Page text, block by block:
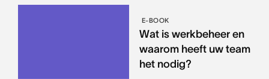
E-BOOK
Wat is werkbeheer en
waarom heeft uw team
het nodig?